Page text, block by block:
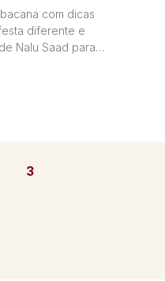
com dicas
diferente e
Nalu Saad para o
3